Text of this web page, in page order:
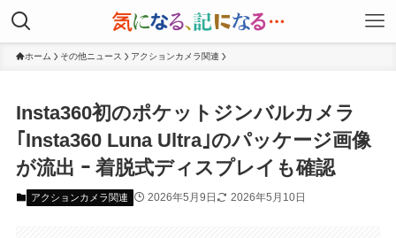
ホーム その他ニュース アクションカメラ関連
Insta360初のポケットジンバルカメラ
｢Insta360 Luna Ultra｣のパッケージ画像
が流出 ｰ 着脱式ディスプレイも確認
アクションカメラ関連 2026年5月9日 2026年5月10日